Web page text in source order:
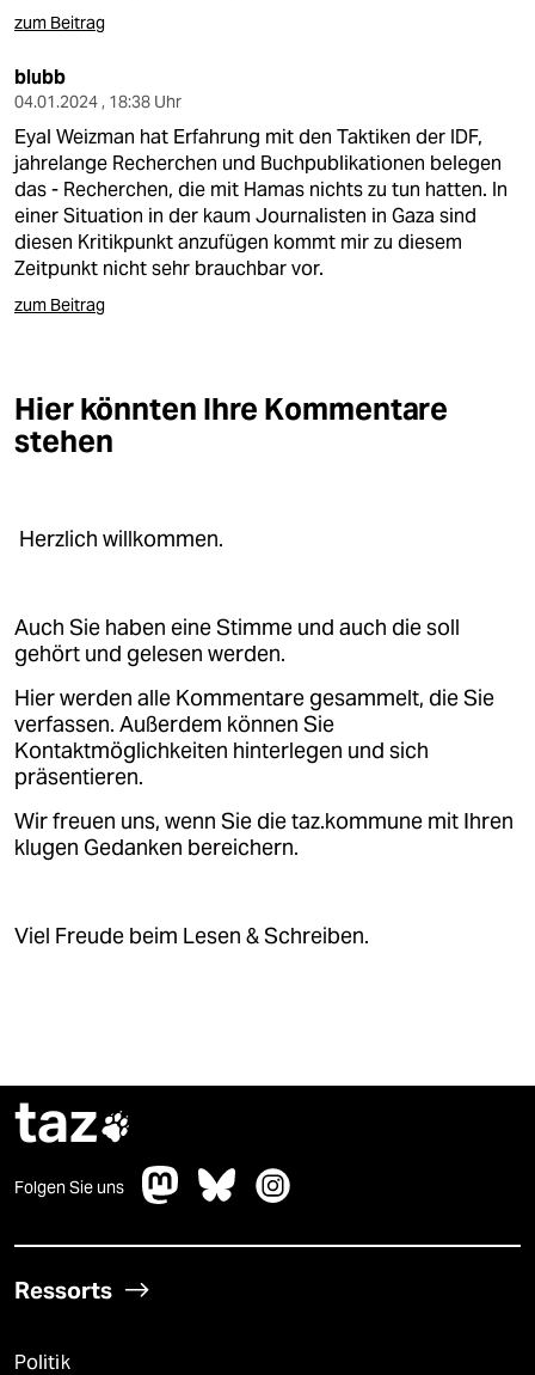
zum Beitrag
blubb
04.01.2024 , 18:38 Uhr
Eyal Weizman hat Erfahrung mit den Taktiken der IDF,
jahrelange Recherchen und Buchpublikationen belegen
das - Recherchen, die mit Hamas nichts zu tun hatten. In
einer Situation in der kaum Journalisten in Gaza sind
diesen Kritikpunkt anzufügen kommt mir zu diesem
Zeitpunkt nicht sehr brauchbar vor.
zum Beitrag
Hier könnten Ihre Kommentare
stehen
Herzlich willkommen.
Auch Sie haben eine Stimme und auch die soll
gehört und gelesen werden.
Hier werden alle Kommentare gesammelt, die Sie
verfassen. Außerdem können Sie
Kontaktmöglichkeiten hinterlegen und sich
präsentieren.
Wir freuen uns, wenn Sie die taz.kommune mit Ihren
klugen Gedanken bereichern.
Viel Freude beim Lesen & Schreiben.
taz
Folgen Sie uns
Ressorts
Politik